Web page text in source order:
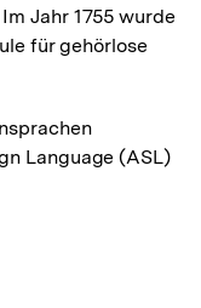
Jahr 1755 wurde
für gehörlose
Language (ASL)